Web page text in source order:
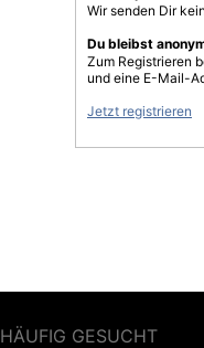
Wir senden Dir
Du bleibst
Zum Registrieren
und eine E-Mail-
Jetzt registrieren
HÄUFIG GESUCHT